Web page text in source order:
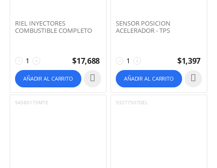
RIEL INYECTORES
COMBUSTIBLE COMPLETO
+
− $17,688
AÑADIR AL CARRITO
SENSOR POSICION
ACELERADOR - TPS
+
− $1,397
AÑADIR AL CARRITO
94580175MTE 93277507DEL